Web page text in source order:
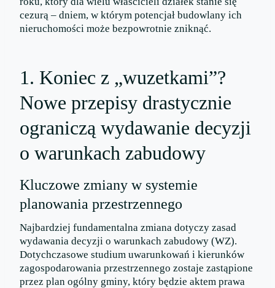
cezurą – dniem, w którym potencjał budowlany ich
nieruchomości może bezpowrotnie zniknąć.
1. Koniec z „wuzetkami”?
Nowe przepisy drastycznie
ograniczą wydawanie decyzji
o warunkach zabudowy
Kluczowe zmiany w systemie
planowania przestrzennego
Najbardziej fundamentalna zmiana dotyczy zasad
wydawania decyzji o warunkach zabudowy (WZ).
Dotychczasowe studium uwarunkowań i kierunków
zagospodarowania przestrzennego zostaje zastąpione
przez plan ogólny gminy, który będzie aktem prawa